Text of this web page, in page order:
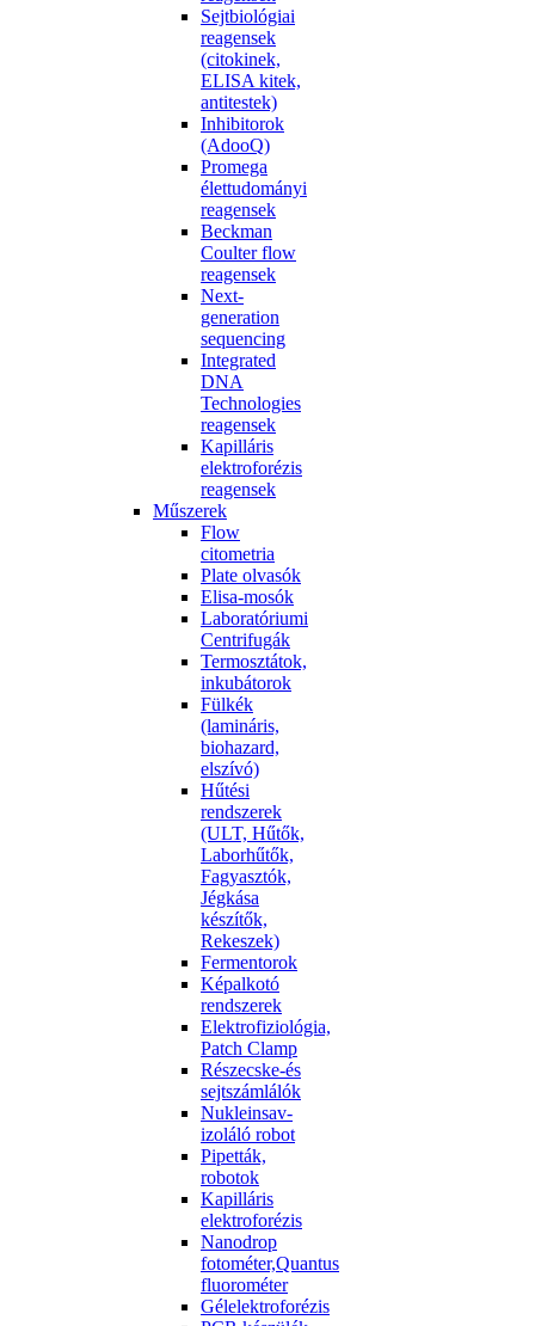
Sejtbiológiai
reagensek
(citokinek,
ELISA kitek,
antitestek)
Inhibitorok
(AdooQ)
Promega
élettudományi
reagensek
Beckman
Coulter flow
reagensek
Next-
generation
sequencing
Integrated
DNA
Technologies
reagensek
Kapilláris
elektroforézis
reagensek
Műszerek
Flow
citometria
Plate olvasók
Elisa-mosók
Laboratóriumi
Centrifugák
Termosztátok,
inkubátorok
Fülkék
(lamináris,
biohazard,
elszívó)
Hűtési
rendszerek
(ULT, Hűtők,
Laborhűtők,
Fagyasztók,
Jégkása
készítők,
Rekeszek)
Fermentorok
Képalkotó
rendszerek
Elektrofiziológia,
Patch Clamp
Részecske-és
sejtszámlálók
Nukleinsav-
izoláló robot
Pipetták,
robotok
Kapilláris
elektroforézis
Nanodrop
fotométer,Quantus
fluorométer
Gélelektroforézis